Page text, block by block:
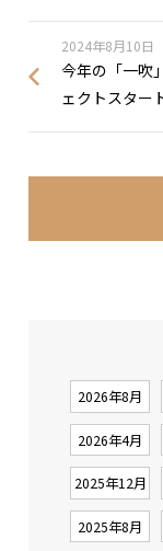
2024年8月10日
今年の「一吹
ェクトスター
2026年8月
2026年4月
2025年12月
2025年8月